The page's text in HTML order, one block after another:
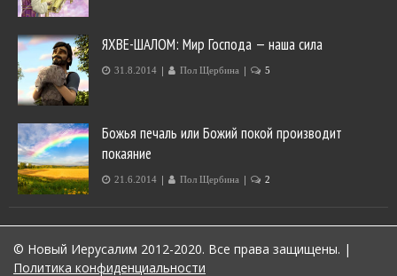
ЯХВЕ-ШАЛОМ: Мир Господа — наша сила
31.8.2014 | Пол Щербина | 5
Божья печаль или Божий покой производит
покаяние
21.6.2014 | Пол Щербина | 2
© Новый Иерусалим 2012-2020. Все права защищены. |
Политика конфиденциальности